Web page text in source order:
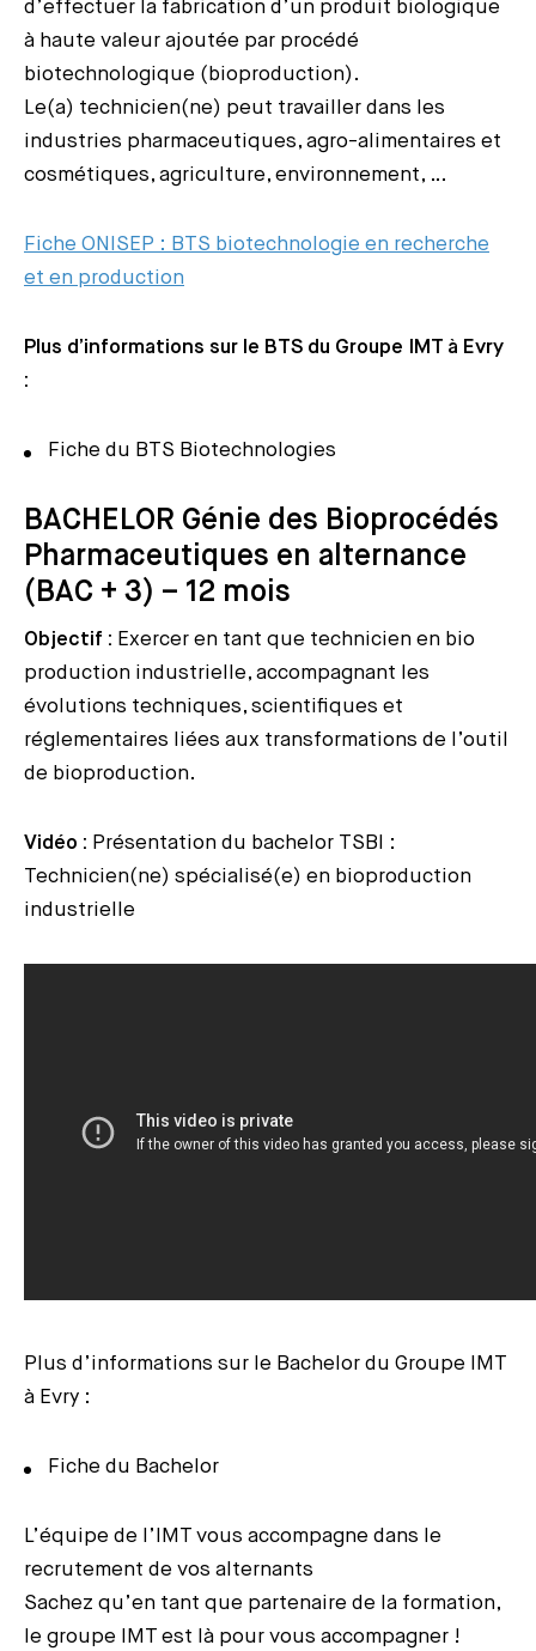
d’effectuer la fabrication d’un produit biologique
à haute valeur ajoutée par procédé
biotechnologique (bioproduction).
Le(a) technicien(ne) peut travailler dans les
industries pharmaceutiques, agro-alimentaires et
cosmétiques, agriculture, environnement, …
Fiche ONISEP : BTS biotechnologie en recherche
et en production
Plus d’informations sur le BTS du Groupe IMT à Evry
:
Fiche du BTS Biotechnologies
BACHELOR Génie des Bioprocédés
Pharmaceutiques en alternance
(BAC + 3) – 12 mois
Objectif : Exercer en tant que technicien en bio
production industrielle, accompagnant les
évolutions techniques, scientifiques et
réglementaires liées aux transformations de l’outil
de bioproduction.
Vidéo : Présentation du bachelor TSBI :
Technicien(ne) spécialisé(e) en bioproduction
industrielle
Plus d’informations sur le Bachelor du Groupe IMT
à Evry :
Fiche du Bachelor
L’équipe de l’IMT vous accompagne dans le
recrutement de vos alternants
Sachez qu’en tant que partenaire de la formation,
le groupe IMT est là pour vous accompagner !